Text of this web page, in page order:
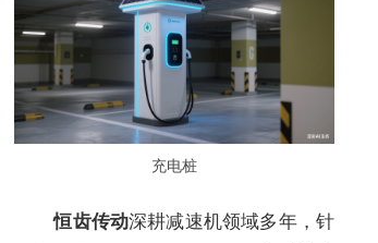
充电桩
恒齿传动深耕减速机领域多年，针